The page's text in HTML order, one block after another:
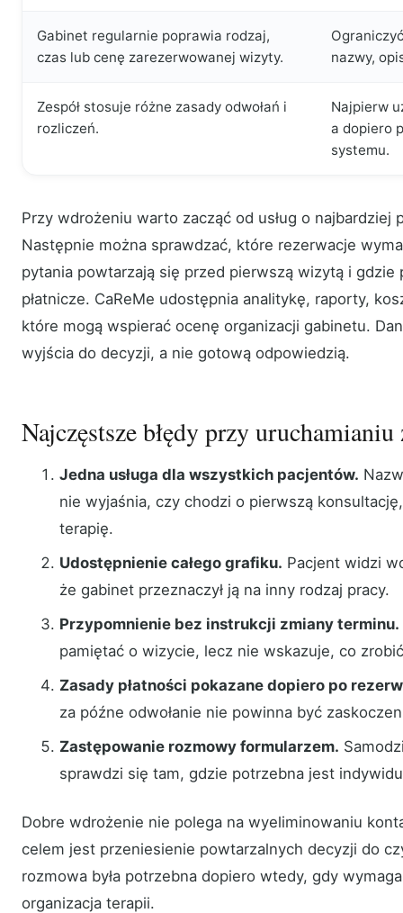
Gabinet regularnie poprawia rodzaj,
czas lub cenę zarezerwowanej wizyty.
nazwy,
Zespół stosuje różne zasady odwołań i
rozliczeń.
Najpierw
a dopiero
systemu.
Przy wdrożeniu warto zacząć od usług o najbardziej
Następnie można sprawdzać, które rezerwacje
pytania powtarzają się przed pierwszą wizytą i gdzie
płatnicze. CaReMe udostępnia analitykę, raporty,
które mogą wspierać ocenę organizacji gabinetu.
wyjścia do decyzji, a nie gotową odpowiedzią.
Najczęstsze błędy przy
Jedna usługa dla wszystkich pacjentów.
nie wyjaśnia, czy chodzi o pierwszą
terapię.
Udostępnienie całego grafiku. Pacjent widzi
że gabinet przeznaczył ją na inny rodzaj pracy.
Przypomnienie bez instrukcji zmiany terminu.
pamiętać o wizycie, lecz nie wskazuje, co
Zasady płatności pokazane dopiero po
za późne odwołanie nie powinna być
Zastępowanie rozmowy formularzem.
sprawdzi się tam, gdzie potrzebna jest
Dobre wdrożenie nie polega na wyeliminowaniu
celem jest przeniesienie powtarzalnych decyzji do
rozmowa była potrzebna dopiero wtedy, gdy
organizacja terapii.